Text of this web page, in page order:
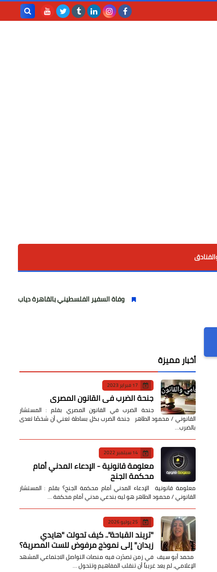
وفاة السفير الفلسطيني بالقاهرة دياب اللوح.. مسيرة
أخبار مميزة
17 فبراير 2023
جنحة الضرب في القانون المصري
جنحة الضرب في القانون المصري بقلم : المستشار
القانوني / محمود الطاهر جنحة الضرب بكل بساطة تعني أن شخصًا تعدى
بالضرب…
14 سبتمبر 2022
معلومة قانونية - الإدعاء المدني أمام
محكمة الجنح
معلومة قانونية الإدعاء المدني أمام محكمة الجنح؟ بقلم : المستشار
القانوني / محمود الطاهر هو ليه بندعي مدني أمام محكمة …
25 يوليو 2026
​"تريند القباحة".. كيف تحولت "هايدي
زيدان" إلى نموذج مرفوض للست المصرية؟
​ محمد أبو سيف ​في زمن تصدّرت فيه منصات التواصل الاجتماعي المشهد
الإعلامي، لم يعد غريباً أن تنقلب المفاهيم وتتحول …